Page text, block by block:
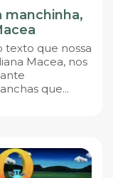
manchinha,
texto que nossa
Macea, nos
que...